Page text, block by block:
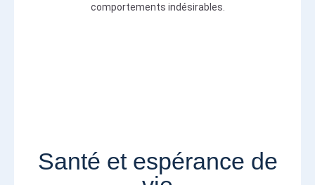
comportements indésirables.
Santé et espérance de